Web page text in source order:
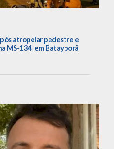
atropelar pedestre e
MS-134, em Batayporã